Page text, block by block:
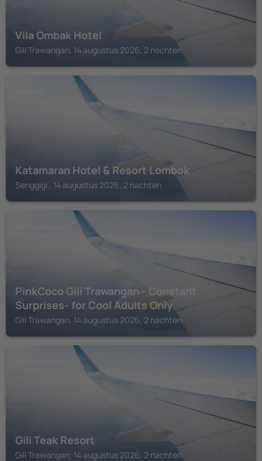
Vila Ombak Hotel
Gili Trawangan, 14 augustus 2026, 2 nachten
Katamaran Hotel & Resort Lombok
Senggigi , 14 augustus 2026, 2 nachten
PinkCoco Gili Trawangan - Constant
Surprises- for Cool Adults Only
Gili Trawangan, 14 augustus 2026, 2 nachten
Gili Teak Resort
Gili Trawangan, 14 augustus 2026, 2 nachten